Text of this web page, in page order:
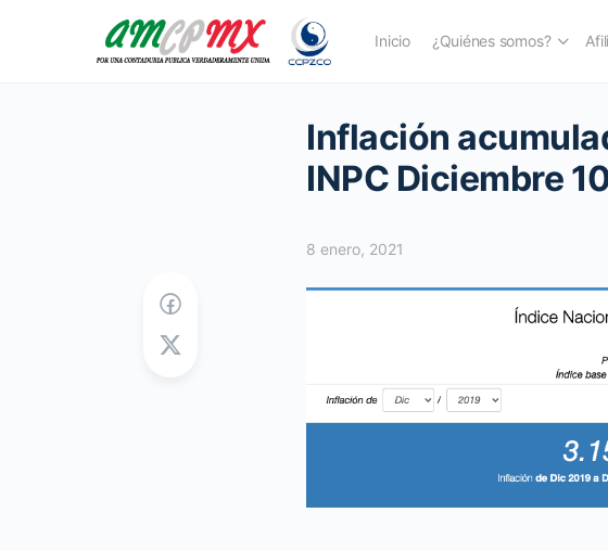
Inicio ¿Quiénes somos?
Inflación
INPC Diciembre
8 enero, 2021